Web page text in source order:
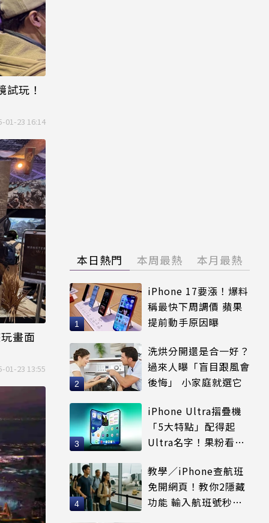
玩！
01-23 16:14
畫面
01-23 13:55
本日熱門 本周最熱 本月最熱
iPhone 17要漲！爆料
稱最快下周調價 蘋果
提前動手原因曝
洗烘分開還是合一好？
過來人曝「盲目跟風會
後悔」 小家庭就選它
iPhone Ultra摺疊機
「5大特點」配得起
Ultra名字！果粉看完
教學／iPhone查航班
免開網頁！教你2隱藏
功能 輸入航班號秒看